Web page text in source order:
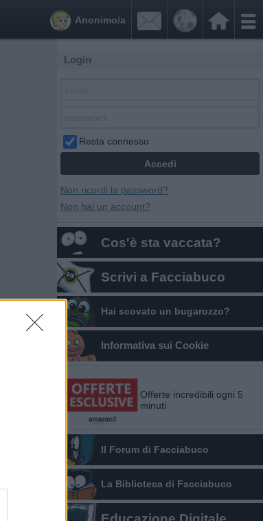


Anonimo/a
Login
Resta connesso
Non ricordi la password?
Non hai un account?
Cos'è sta vaccata?
Scrivi a Facciabuco
Hai scovato un bugarozzo?
Informativa sui Cookie
Offerte incredibili ogni 5
minuti
Il Forum di Facciabuco
La Biblioteca di Facciabuco